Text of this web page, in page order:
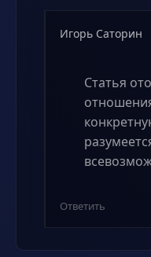
Игорь Саторин
Статья
Ответить